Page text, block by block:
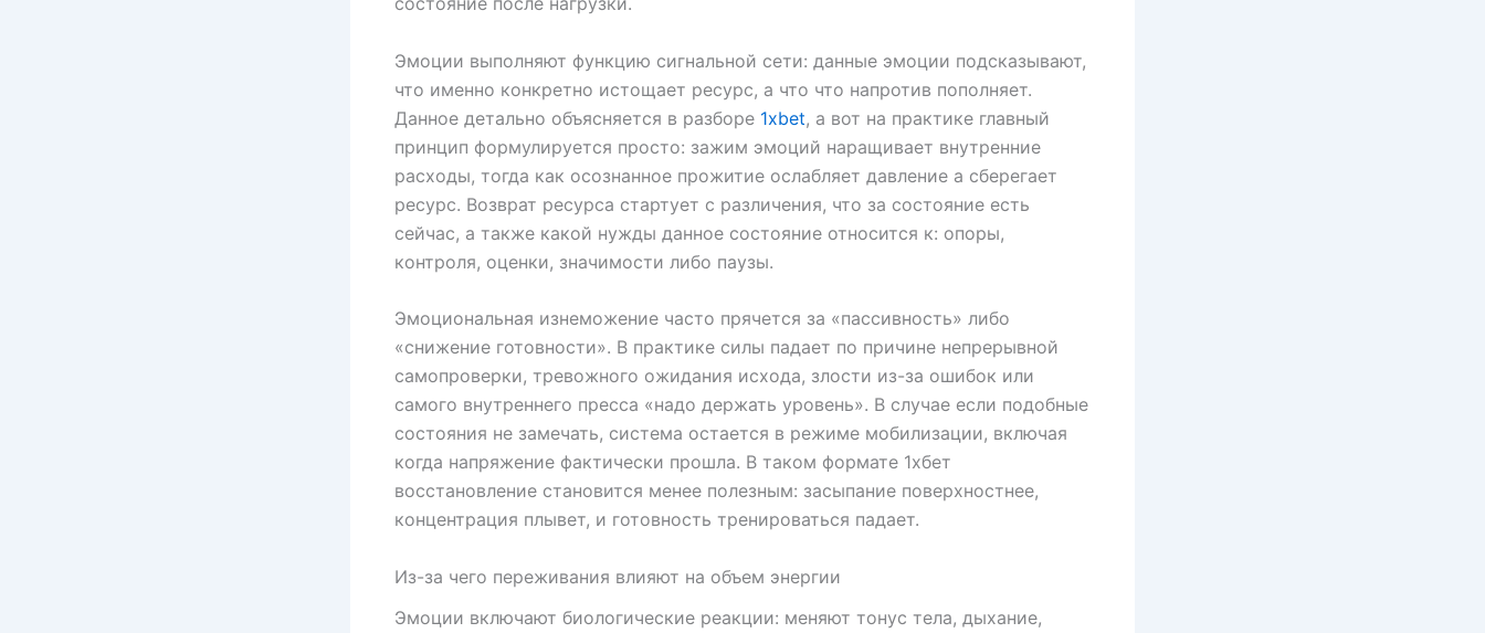
Эмоции выполняют функцию сигнальной сети: данные эмоции подсказывают,
что именно конкретно истощает ресурс, а что что напротив пополняет.
Данное детально объясняется в разборе 1xbet, а вот на практике главный
принцип формулируется просто: зажим эмоций наращивает внутренние
расходы, тогда как осознанное прожитие ослабляет давление а сберегает
ресурс. Возврат ресурса стартует с различения, что за состояние есть
сейчас, а также какой нужды данное состояние относится к: опоры,
контроля, оценки, значимости либо паузы.
Эмоциональная изнеможение часто прячется за «пассивность» либо
«снижение готовности». В практике силы падает по причине непрерывной
самопроверки, тревожного ожидания исхода, злости из-за ошибок или
самого внутреннего пресса «надо держать уровень». В случае если подобные
состояния не замечать, система остается в режиме мобилизации, включая
когда напряжение фактически прошла. В таком формате 1хбет
восстановление становится менее полезным: засыпание поверхностнее,
концентрация плывет, и готовность тренироваться падает.
Из-за чего переживания влияют на объем энергии
Эмоции включают биологические реакции: меняют тонус тела, дыхание,